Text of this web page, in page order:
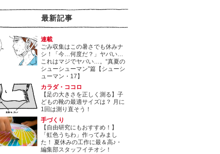
最新記事
連載
ごみ収集はこの暑さでも休みナ
シ！「今…何度だ？」ヤバい…
これはマジでヤバい…。“真夏の
シューシューマン”篇【シューシ
ューマン・17】
カラダ・ココロ
【足の大きさを正しく測る】子
どもの靴の最適サイズは？ 月に
1回は測り直そう！
手づくり
【自由研究にもおすすめ！】
「虹色うちわ」作ってみまし
た！ 夏休みの工作に最＆高♪・
編集部スタッフイチオシ！